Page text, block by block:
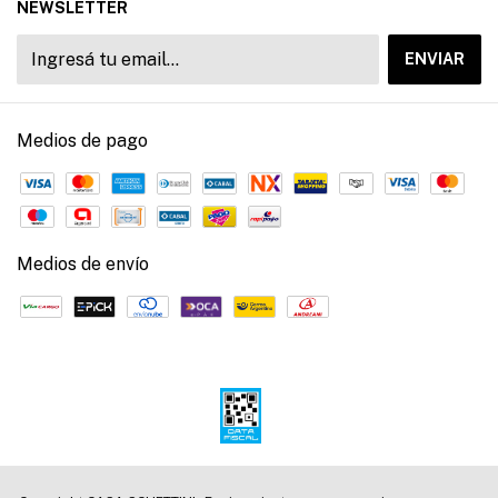
NEWSLETTER
Medios de pago
Medios de envío